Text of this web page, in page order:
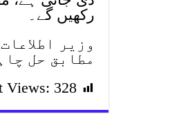
رکھیں گے۔
وزیر
مطابق حل
Views: 328